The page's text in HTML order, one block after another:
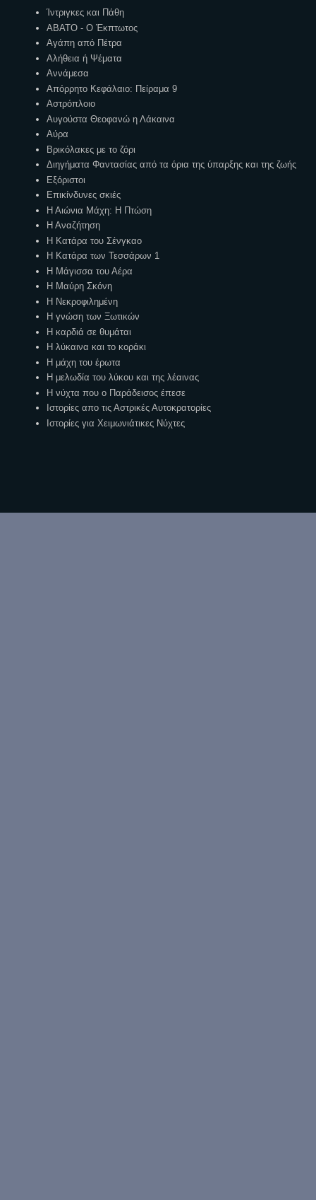
Ίντριγκες και Πάθη
ΑΒΑΤΟ - Ο Έκπτωτος
Αγάπη από Πέτρα
Αλήθεια ή Ψέματα
Αννάμεσα
Απόρρητο Κεφάλαιο: Πείραμα 9
Αστρόπλοιο
Αυγούστα Θεοφανώ η Λάκαινα
Αύρα
Βρικόλακες με το ζόρι
Διηγήματα Φαντασίας από τα όρια της ύπαρξης και της ζωής
Εξόριστοι
Επικίνδυνες σκιές
Η Αιώνια Μάχη: Η Πτώση
Η Αναζήτηση
Η Κατάρα του Σένγκαο
Η Κατάρα των Τεσσάρων 1
Η Μάγισσα του Αέρα
Η Μαύρη Σκόνη
Η Νεκροφιλημένη
Η γνώση των Ξωτικών
Η καρδιά σε θυμάται
Η λύκαινα και το κοράκι
Η μάχη του έρωτα
Η μελωδία του λύκου και της λέαινας
Η νύχτα που ο Παράδεισος έπεσε
Ιστορίες απο τις Αστρικές Αυτοκρατορίες
Ιστορίες για Χειμωνιάτικες Νύχτες